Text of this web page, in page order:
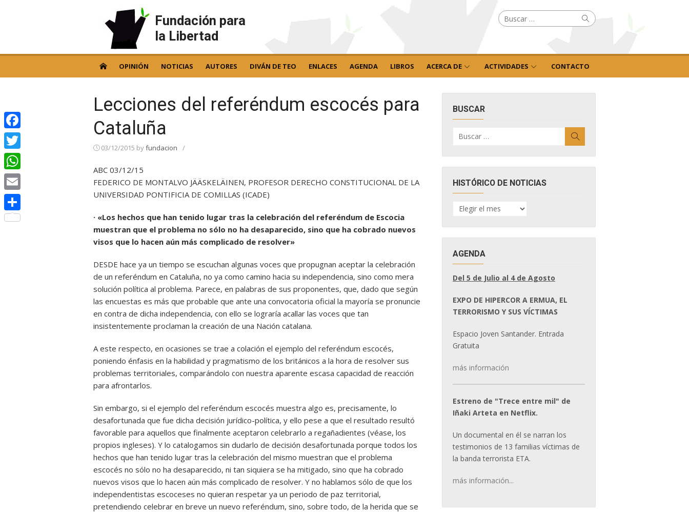
Fundación para
la Libertad
Buscar
por: Buscar
OPINIÓN NOTICIAS AUTORES DIVÁN DE TEO ENLACES AGENDA LIBROS ACERCA DE ACTIVIDADES CONTACTO
Lecciones del referéndum escocés para
Cataluña
03/12/2015 byfundacion /
ABC 03/12/15
FEDERICO DE MONTALVO JÄÄSKELÄINEN, PROFESOR DERECHO CONSTITUCIONAL DE LA
UNIVERSIDAD PONTIFICIA DE COMILLAS (ICADE)
· «Los hechos que han tenido lugar tras la celebración del referéndum de Escocia
muestran que el problema no sólo no ha desaparecido, sino que ha cobrado nuevos
visos que lo hacen aún más complicado de resolver»
DESDE hace ya un tiempo se escuchan algunas voces que propugnan aceptar la celebración
de un referéndum en Cataluña, no ya como camino hacia su independencia, sino como mera
solución política al problema. Parece, en palabras de sus proponentes, que, dado que según
las encuestas es más que probable que ante una convocatoria oficial la mayoría se pronuncie
en contra de dicha independencia, con ello se lograría acallar las voces que tan
insistentemente proclaman la creación de una Nación catalana.
A este respecto, en ocasiones se trae a colación el ejemplo del referéndum escocés,
poniendo énfasis en la habilidad y pragmatismo de los británicos a la hora de resolver sus
problemas territoriales, comparándolo con nuestra aparente escasa capacidad de reacción
para afrontarlos.
Sin embargo, si el ejemplo del referéndum escocés muestra algo es, precisamente, lo
desafortunada que fue dicha decisión jurídico-política, y ello pese a que el resultado resultó
favorable para aquellos que finalmente aceptaron celebrarlo a regañadientes (véase, los
propios ingleses). Y lo catalogamos sin dudarlo de decisión desafortunada porque todos los
hechos que han tenido lugar tras la celebración del mismo muestran que el problema
escocés no sólo no ha desaparecido, ni tan siquiera se ha mitigado, sino que ha cobrado
nuevos visos que lo hacen aún más complicado de resolver. Y no hablamos sólo de que los
independentistas escoceses no quieran respetar ya un periodo de paz territorial,
pretendiendo celebrar en breve un nuevo referéndum, sino, sobre todo, de la herida que se
BUSCAR
por:
HISTÓRICO DE NOTICIAS
HISTÓRICO
DE
AGENDA
Del 5 de Julio al 4 de Agosto
EXPO DE HIPERCOR A ERMUA, EL
TERRORISMO Y SUS VÍCTIMAS
Espacio Joven Santander. Entrada
Gratuita
más información
Estreno de "Trece entre mil" de
Iñaki Arteta en Netflix.
Un documental en él se narran los
testimonios de 13 familias víctimas de
la banda terrorista ETA.
más información...
Facebook
Twitter
WhatsApp
Email
Compartir